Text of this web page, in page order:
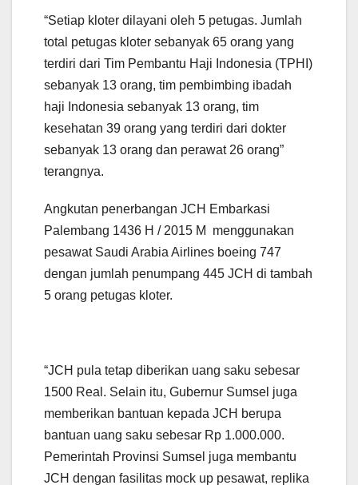
“Setiap kloter dilayani oleh 5 petugas. Jumlah
total petugas kloter sebanyak 65 orang yang
terdiri dari Tim Pembantu Haji Indonesia (TPHI)
sebanyak 13 orang, tim pembimbing ibadah
haji Indonesia sebanyak 13 orang, tim
kesehatan 39 orang yang terdiri dari dokter
sebanyak 13 orang dan perawat 26 orang”
terangnya.
Angkutan penerbangan JCH Embarkasi
Palembang 1436 H / 2015 M menggunakan
pesawat Saudi Arabia Airlines boeing 747
dengan jumlah penumpang 445 JCH di tambah
5 orang petugas kloter.
“JCH pula tetap diberikan uang saku sebesar
1500 Real. Selain itu, Gubernur Sumsel juga
memberikan bantuan kepada JCH berupa
bantuan uang saku sebesar Rp 1.000.000.
Pemerintah Provinsi Sumsel juga membantu
JCH dengan fasilitas mock up pesawat, replika